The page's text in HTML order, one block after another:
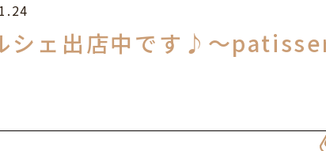
シェ出店中です♪～